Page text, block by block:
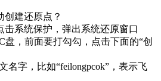
创建还原点？
击系统保护，弹出系统还原窗口
盘，前面要打勾勾，点击下面的“创
名字，比如“feilongpcok”，表示飞